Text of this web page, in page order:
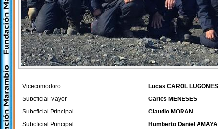
Vicecomodoro
Lucas CAROL LUGONES
Suboficial Mayor
Carlos MENESES
Suboficial Principal
Claudio MORAN
Suboficial Principal
Humberto Daniel AMAYA